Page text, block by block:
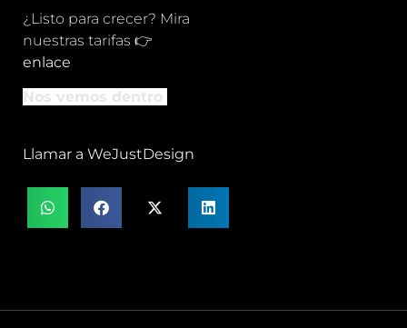
¿Listo para crecer? Mira
nuestras tarifas 👉
enlace
Nos vemos dentro
Llamar a WeJustDesign